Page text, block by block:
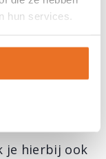
hun services.
van
voor
Hierbij wordt
prijzen
je hierbij ook